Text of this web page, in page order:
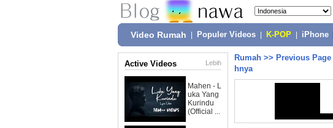
Video Rumah Populer Videos K-POP iPhone
Active Videos Lebih
Mahen - L
uka Yang
Kurindu
(Official ...
Rumah >> Previous Page
hnya